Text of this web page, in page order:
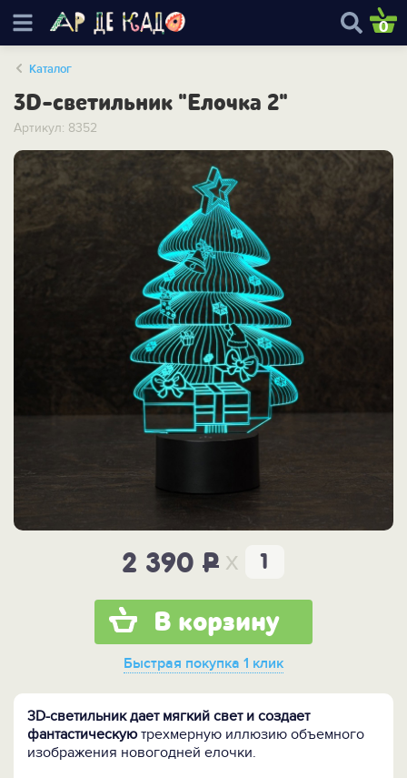
0
Каталог
3D-светильник "Елочка 2"
Артикул: 8352
2 390 P x
В корзину
Быстрая покупка 1 клик
3D-светильник дает мягкий свет и создает
фантастическуютрехмерную иллюзию объемного
изображения новогодней елочки.